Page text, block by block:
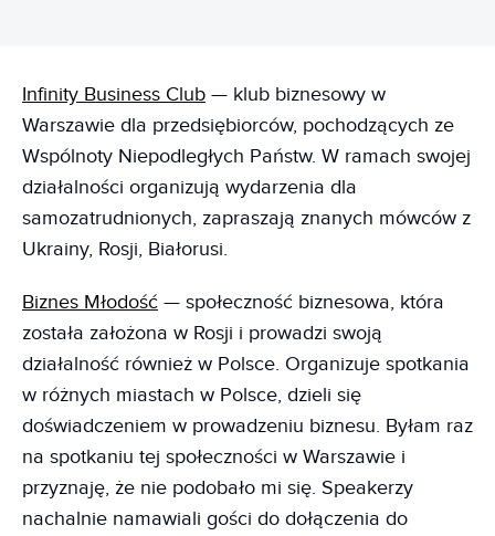
Infinity Business Club — klub biznesowy w
Warszawie dla przedsiębiorców, pochodzących ze
Wspólnoty Niepodległych Państw. W ramach swojej
działalności organizują wydarzenia dla
samozatrudnionych, zapraszają znanych mówców z
Ukrainy, Rosji, Białorusi.
Biznes Młodość — społeczność biznesowa, która
została założona w Rosji i prowadzi swoją
działalność również w Polsce. Organizuje spotkania
w różnych miastach w Polsce, dzieli się
doświadczeniem w prowadzeniu biznesu. Byłam raz
na spotkaniu tej społeczności w Warszawie i
przyznaję, że nie podobało mi się. Speakerzy
nachalnie namawiali gości do dołączenia do